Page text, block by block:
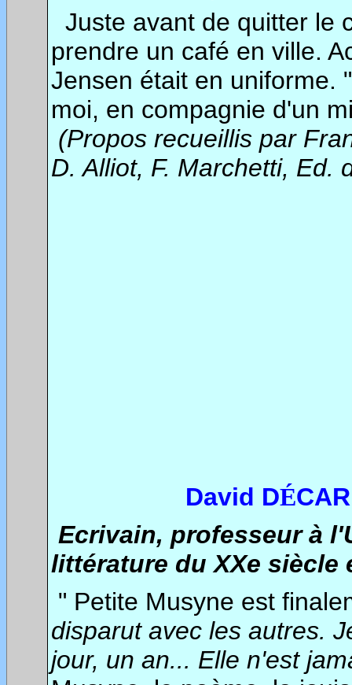
Juste avant de quitter le
prendre un café en ville.
Jensen était en uniforme.
moi, en compagnie d'un
(Propos recueillis par
D. Alliot, F. Marchetti, Ed.
David DÉ
Ecrivain, professeur à
littérature du XXe siècle
" Petite Musyne est
disparut avec les autres.
jour, un an... Elle n'est